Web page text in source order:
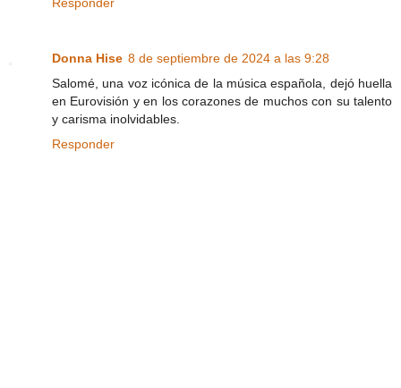
Donna Hise 8 de septiembre de 2024 a las 9:28
Salomé, una voz icónica de la música española, dejó huella
en Eurovisión y en los corazones de muchos con su talento
y carisma inolvidables.
Responder